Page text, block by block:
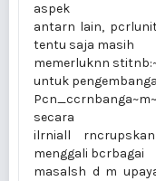
aspek
antarn lain,
tentu saja masih
memerluknn
untuk
secara
ilrniall
menggali bcrbagai
masalsh d m